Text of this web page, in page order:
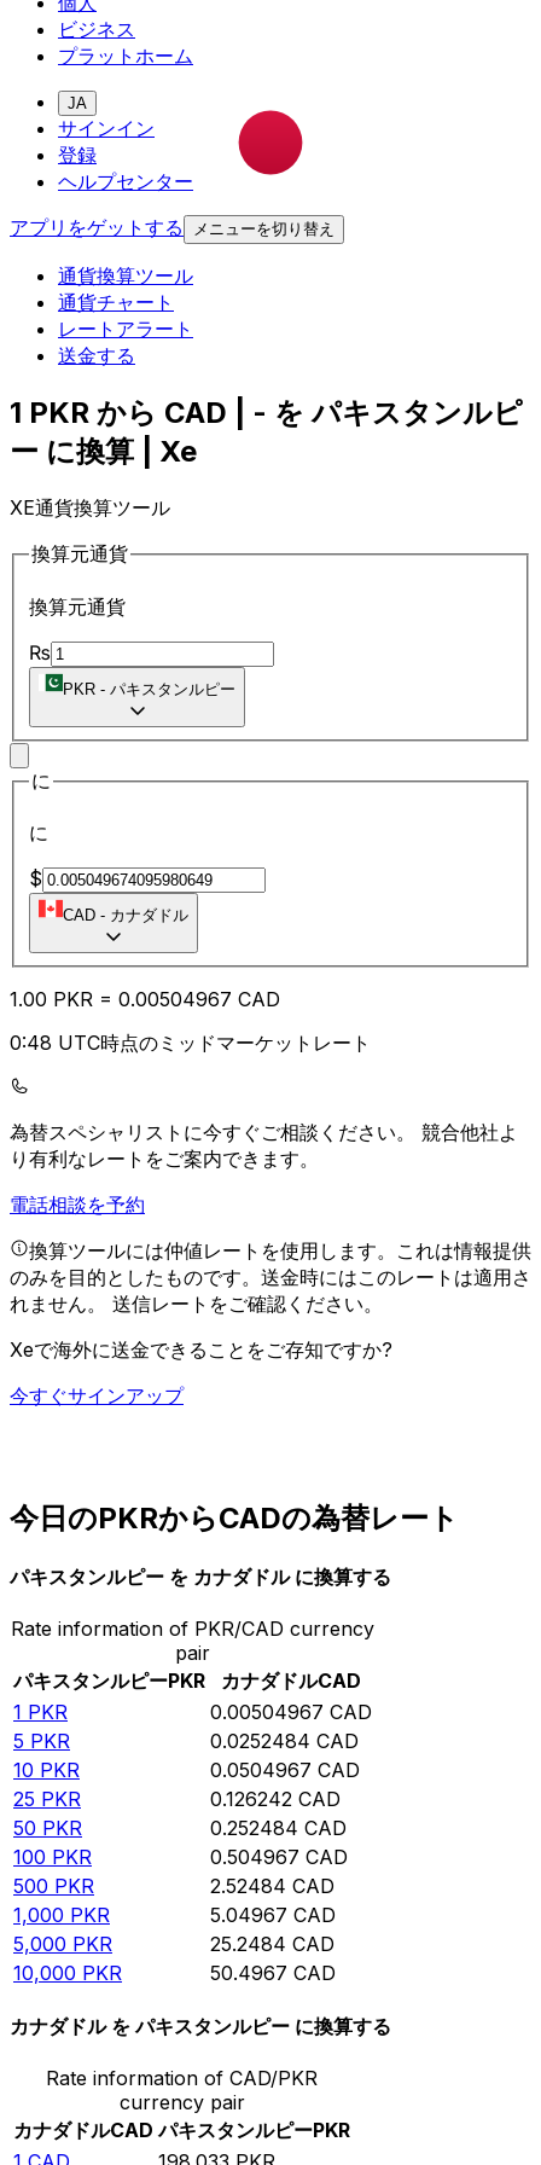
ビジネス
プラットホーム
JA
サインイン
登録
ヘルプセンター
アプリをゲットする
メニューを切り替え
通貨換算ツール
通貨チャート
レートアラート
送金する
1 PKR から CAD | - を パキスタンルピ
ー に換算 | Xe
XE通貨換算ツール
換算元通貨
換算元通貨
₨
PKR - パキスタンルピー
に
に
$
CAD - カナダドル
1.00 PKR = 0.00504967 CAD
0:48 UTC時点のミッドマーケットレート
為替スペシャリストに今すぐご相談ください。 競合他社よ
り有利なレートをご案内できます。
電話相談を予約
換算ツールには仲値レートを使用します。これは情報提供
のみを目的としたものです。送金時にはこのレートは適用さ
れません。 送信レートをご確認ください。
Xeで海外に送金できることをご存知ですか?
今すぐサインアップ
今日のPKRからCADの為替レート
パキスタンルピー を カナダドル に換算する
Rate information of PKR/CAD currency
pair
パキスタンルピーPKR カナダドルCAD
1 PKR 0.00504967 CAD
5 PKR 0.0252484 CAD
10 PKR 0.0504967 CAD
25 PKR 0.126242 CAD
50 PKR 0.252484 CAD
100 PKR 0.504967 CAD
500 PKR 2.52484 CAD
1,000 PKR 5.04967 CAD
5,000 PKR 25.2484 CAD
10,000 PKR 50.4967 CAD
カナダドル を パキスタンルピー に換算する
Rate information of CAD/PKR
currency pair
カナダドルCAD パキスタンルピーPKR